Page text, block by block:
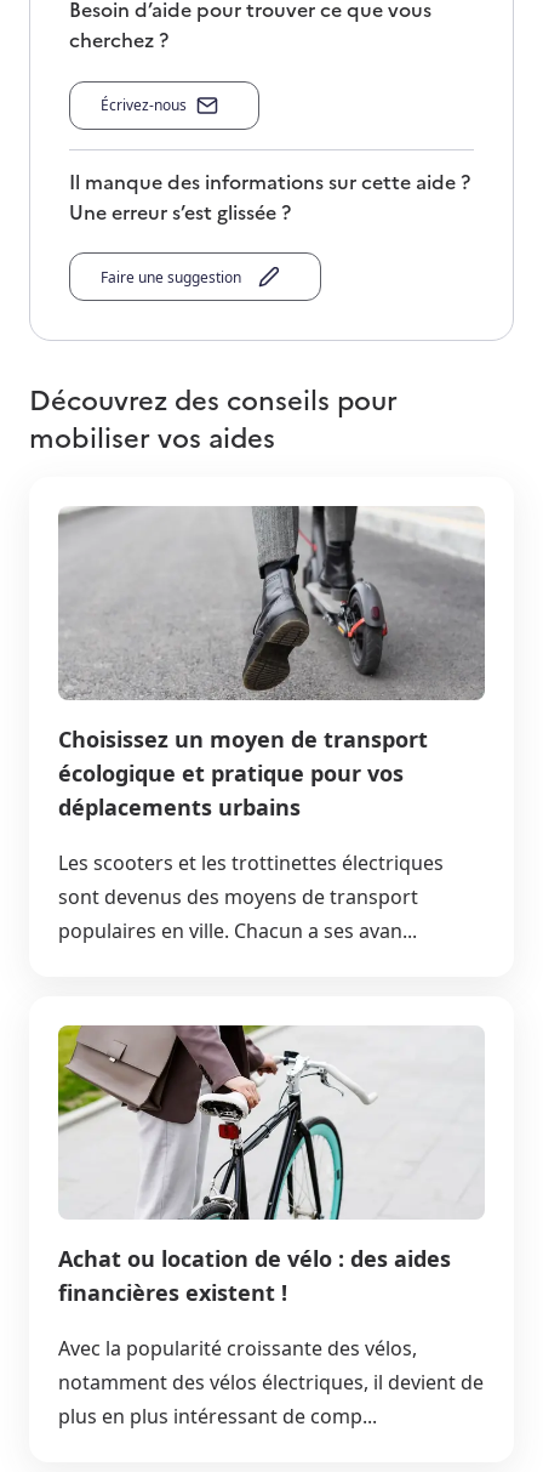
Besoin d’aide pour trouver ce que vous
cherchez ?
Écrivez-nous
Il manque des informations sur cette aide ?
Une erreur s’est glissée ?
Faire une suggestion
Découvrez des conseils pour
mobiliser vos aides
Choisissez un moyen de transport
écologique et pratique pour vos
déplacements urbains
Les scooters et les trottinettes électriques
sont devenus des moyens de transport
populaires en ville. Chacun a ses avan...
Achat ou location de vélo : des aides
financières existent !
Avec la popularité croissante des vélos,
notamment des vélos électriques, il devient de
plus en plus intéressant de comp...